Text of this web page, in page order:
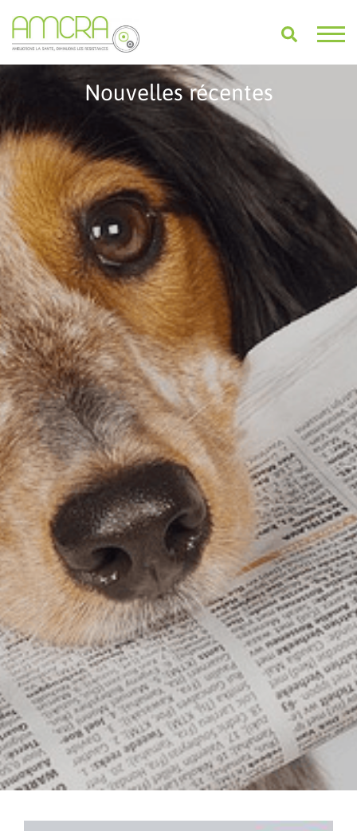
Nouvelles récentes